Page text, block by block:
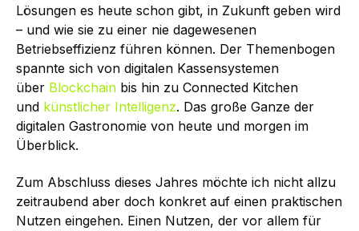
Lösungen es heute schon gibt, in Zukunft geben wird
– und wie sie zu einer nie dagewesenen
Betriebseffizienz führen können. Der Themenbogen
spannte sich von digitalen Kassensystemen
über Blockchain bis hin zu Connected Kitchen
und künstlicher Intelligenz. Das große Ganze der
digitalen Gastronomie von heute und morgen im
Überblick.
Zum Abschluss dieses Jahres möchte ich nicht allzu
zeitraubend aber doch konkret auf einen praktischen
Nutzen eingehen. Einen Nutzen, der vor allem für